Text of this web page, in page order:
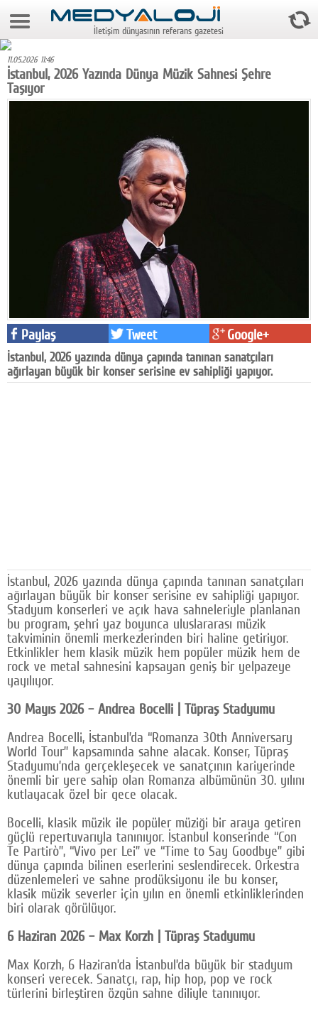
9 Ağustos 2026 5:54:22
Foto Galeri
Video Galeri
Televizyon
Dünya
Facebook
Diziler
SOSYAL MEDYA
Facebook
Twitter
Google Plus
© 2026 TÜM HAKLARI SAKLIDIR
İletişim dünyasının referans gazetesi
11.05.2026 11:46
İstanbul, 2026 Yazında Dünya Müzik Sahnesi Şehre
Taşıyor
Paylaş Tweet Google+
İstanbul, 2026 yazında dünya çapında tanınan sanatçıları
ağırlayan büyük bir konser serisine ev sahipliği yapıyor.
İstanbul, 2026 yazında dünya çapında tanınan sanatçıları
ağırlayan büyük bir konser serisine ev sahipliği yapıyor.
Stadyum konserleri ve açık hava sahneleriyle planlanan
bu program, şehri yaz boyunca uluslararası müzik
takviminin önemli merkezlerinden biri haline getiriyor.
Etkinlikler hem klasik müzik hem popüler müzik hem de
rock ve metal sahnesini kapsayan geniş bir yelpazeye
yayılıyor.
30 Mayıs 2026 – Andrea Bocelli | Tüpraş Stadyumu
Andrea Bocelli, İstanbul’da “Romanza 30th Anniversary
World Tour” kapsamında sahne alacak. Konser, Tüpraş
Stadyumu’nda gerçekleşecek ve sanatçının kariyerinde
önemli bir yere sahip olan Romanza albümünün 30. yılını
kutlayacak özel bir gece olacak.
Bocelli, klasik müzik ile popüler müziği bir araya getiren
güçlü repertuvarıyla tanınıyor. İstanbul konserinde “Con
Te Partirò”, “Vivo per Lei” ve “Time to Say Goodbye” gibi
dünya çapında bilinen eserlerini seslendirecek. Orkestra
düzenlemeleri ve sahne prodüksiyonu ile bu konser,
klasik müzik severler için yılın en önemli etkinliklerinden
biri olarak görülüyor.
6 Haziran 2026 – Max Korzh | Tüpraş Stadyumu
Max Korzh, 6 Haziran’da İstanbul’da büyük bir stadyum
konseri verecek. Sanatçı, rap, hip hop, pop ve rock
türlerini birleştiren özgün sahne diliyle tanınıyor.